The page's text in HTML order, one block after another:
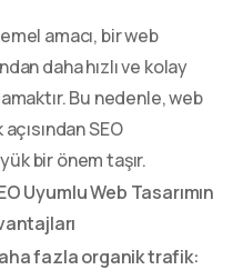
amacı, bir web
daha hızlı ve kolay
Bu nedenle, web
SEO
bir önem taşır.
Uyumlu Web Tasarımın
fazla organik trafik: